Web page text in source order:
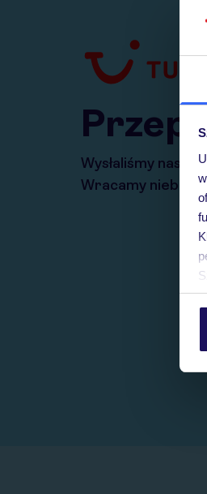
Wysłaliśmy nasz
Wracamy